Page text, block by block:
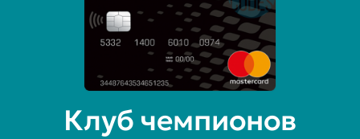
Клуб чемпионов